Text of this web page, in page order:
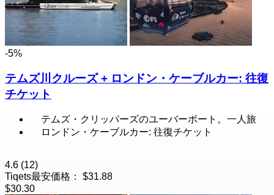
-5%
テムズ川クルーズ + ロンドン・ケーブルカー: 往復
チケット
テムズ・クリッパーズのユーバーボート。一人旅
ロンドン・ケーブルカー: 往復チケット
4.6 (12)
Tiqets最安価格：
$31.88
$30.30